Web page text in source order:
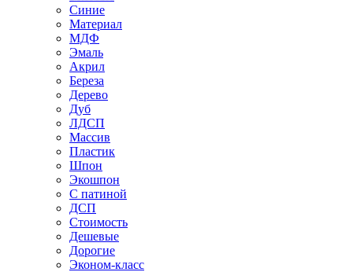
Синие
Материал
МДФ
Эмаль
Акрил
Береза
Дерево
Дуб
ЛДСП
Массив
Пластик
Шпон
Экошпон
С патиной
ДСП
Стоимость
Дешевые
Дорогие
Эконом-класс